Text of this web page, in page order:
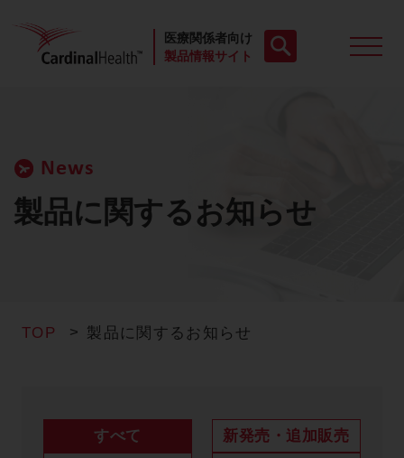
医療関係者向け
製品情報サイト
News
製品に関するお知らせ
TOP 製品に関するお知らせ
すべて
新発売・追加販売